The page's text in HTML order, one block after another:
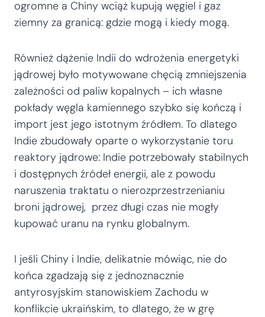
ogromne a Chiny wciąż kupują węgiel i gaz
ziemny za granicą: gdzie mogą i kiedy mogą.
Również dążenie Indii do wdrożenia energetyki
jądrowej było motywowane chęcią zmniejszenia
zależności od paliw kopalnych – ich własne
pokłady węgla kamiennego szybko się kończą i
import jest jego istotnym źródłem. To dlatego
Indie zbudowały oparte o wykorzystanie toru
reaktory jądrowe: Indie potrzebowały stabilnych
i dostępnych źródeł energii, ale z powodu
naruszenia traktatu o nierozprzestrzenianiu
broni jądrowej, przez długi czas nie mogły
kupować uranu na rynku globalnym.
I jeśli Chiny i Indie, delikatnie mówiąc, nie do
końca zgadzają się z jednoznacznie
antyrosyjskim stanowiskiem Zachodu w
konflikcie ukraińskim, to dlatego, że w grę